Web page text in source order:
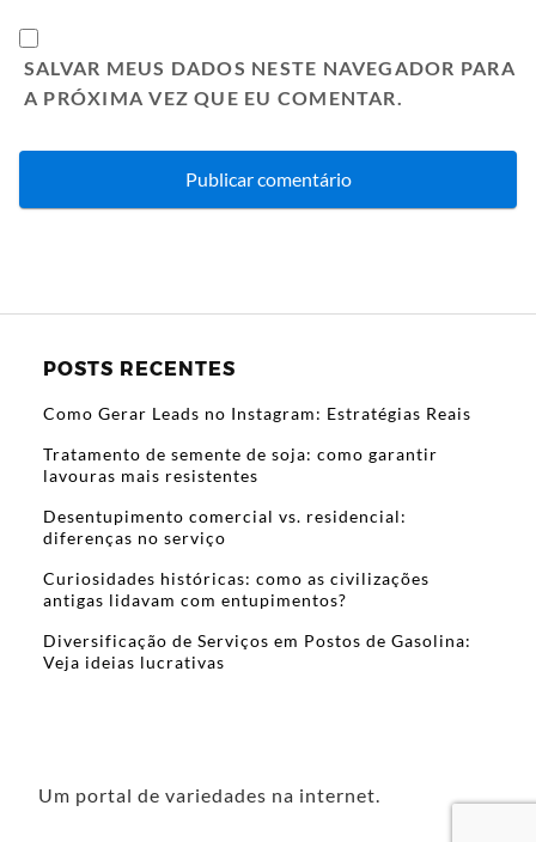
SALVAR MEUS DADOS NESTE NAVEGADOR PARA
A PRÓXIMA VEZ QUE EU COMENTAR.
POSTS RECENTES
Como Gerar Leads no Instagram: Estratégias Reais
Tratamento de semente de soja: como garantir
lavouras mais resistentes
Desentupimento comercial vs. residencial:
diferenças no serviço
Curiosidades históricas: como as civilizações
antigas lidavam com entupimentos?
Diversificação de Serviços em Postos de Gasolina:
Veja ideias lucrativas
Um portal de variedades na internet.